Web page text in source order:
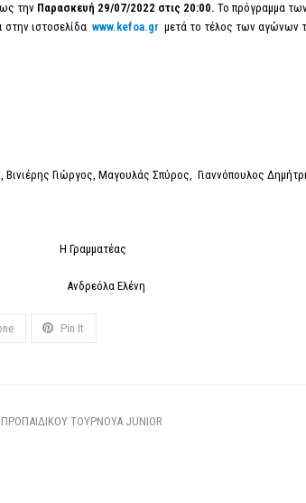
την Παρασκευή 29/07/2022 στις 20:00. Το πρόγραμμα
στην ιστοσελίδα www. kefoa.gr μετά το τέλος των αγώνων
Βινιέρης Γιώργος, Μαγουλάς Σπύρος, Γιαννόπουλος
Ελένη
Pin It
ΤΟΥΡΝΟΥΑ JUNIOR